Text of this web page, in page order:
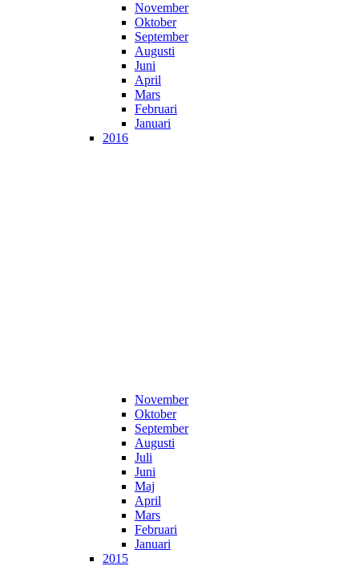
November
Oktober
September
Augusti
Juni
April
Mars
Februari
Januari
2016
November
Oktober
September
Augusti
Juli
Juni
Maj
April
Mars
Februari
Januari
2015